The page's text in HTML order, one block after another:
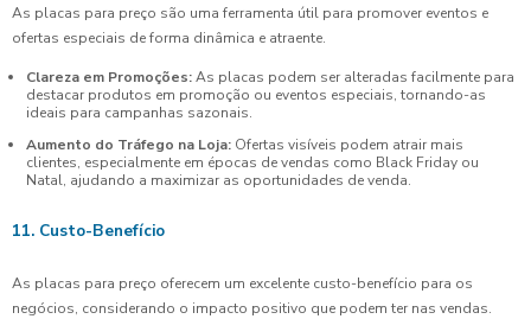
As placas para preço são uma ferramenta útil para promover eventos e
ofertas especiais de forma dinâmica e atraente.
Clareza em Promoções:As placas podem ser alteradas facilmente para
destacar produtos em promoção ou eventos especiais, tornando-as
ideais para campanhas sazonais.
Aumento do Tráfego na Loja: Ofertas visíveis podem atrair mais
clientes, especialmente em épocas de vendas como Black Friday ou
Natal, ajudando a maximizar as oportunidades de venda.
11. Custo-Benefício
As placas para preço oferecem um excelente custo-benefício para os
negócios, considerando o impacto positivo que podem ter nas vendas.